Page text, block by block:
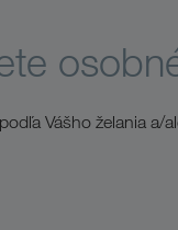
Vášho želania a/